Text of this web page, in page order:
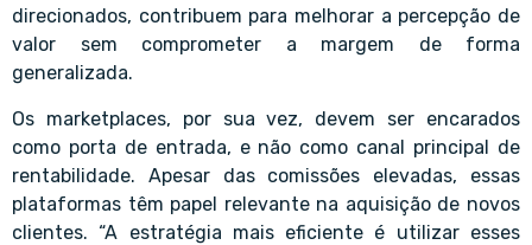
direcionados, contribuem para melhorar a percepção de
valor sem comprometer a margem de forma
generalizada.
Os marketplaces, por sua vez, devem ser encarados
como porta de entrada, e não como canal principal de
rentabilidade. Apesar das comissões elevadas, essas
plataformas têm papel relevante na aquisição de novos
clientes. “A estratégia mais eficiente é utilizar esses